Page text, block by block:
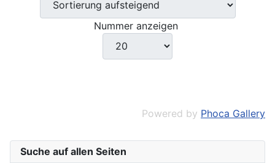
Nummer anzeigen
Powered by Phoca Gallery
Suche auf allen Seiten